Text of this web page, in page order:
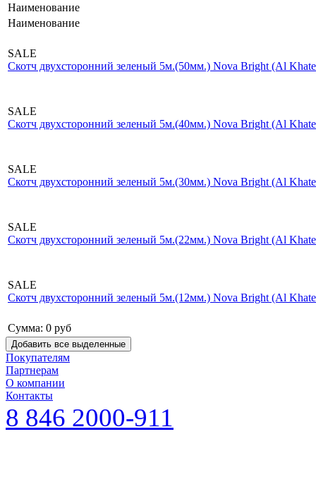
Наименование
Наименование
SALE
Скотч двухсторонний зеленый 5м.(50мм.) Nova Bright (Al
SALE
Скотч двухсторонний зеленый 5м.(40мм.) Nova Bright (Al
SALE
Скотч двухсторонний зеленый 5м.(30мм.) Nova Bright (Al
SALE
Скотч двухсторонний зеленый 5м.(22мм.) Nova Bright (Al
SALE
Скотч двухсторонний зеленый 5м.(12мм.) Nova Bright (Al
Сумма: 0 руб
Покупателям
Партнерам
О компании
Контакты
8 846 2000-911